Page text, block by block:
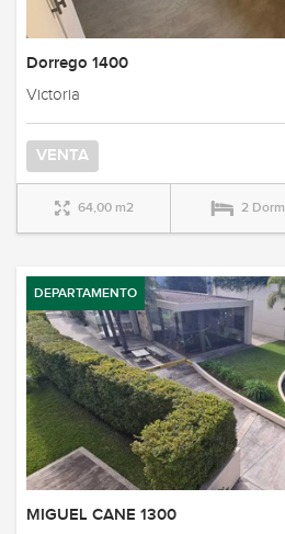
Dorrego 1400
Victoria
VENTA
64,00 m2 2 Dorm
DEPARTAMENTO
MIGUEL CANE 1300